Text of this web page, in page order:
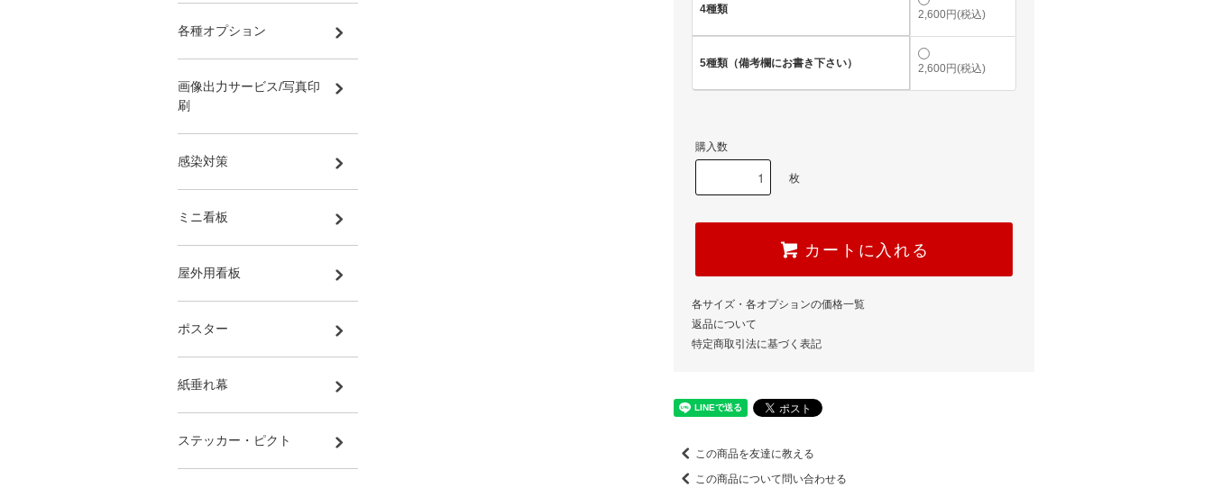
4種類 2,600円(税込)
5種類（備考欄にお書き下さい） 2,600円(税込)
購入数
枚
カートに入れる
各サイズ・各オプションの価格一覧
返品について
特定商取引法に基づく表記
この商品を友達に教える
この商品について問い合わせる
各種オプション
画像出力サービス/写真印
刷
感染対策
ミニ看板
屋外用看板
ポスター
紙垂れ幕
ステッカー・ピクト